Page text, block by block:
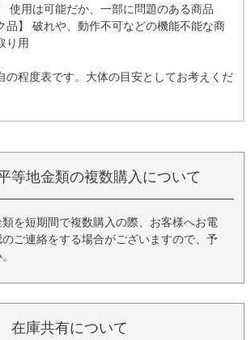
使用は可能だか、一部に問題のある商品
品】 破れや、動作不可などの機能不能な商
り用
の程度表です。大体の目安としてお考えくだ
等地金類の複数購入について
を短期間で複数購入の際、お客様へお電
ご連絡をする場合がございますので、予
在庫共有について